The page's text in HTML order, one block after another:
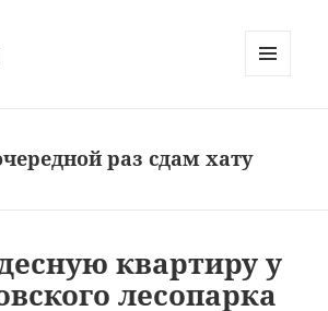
раз сдам хату
квартиру у
лесопарка